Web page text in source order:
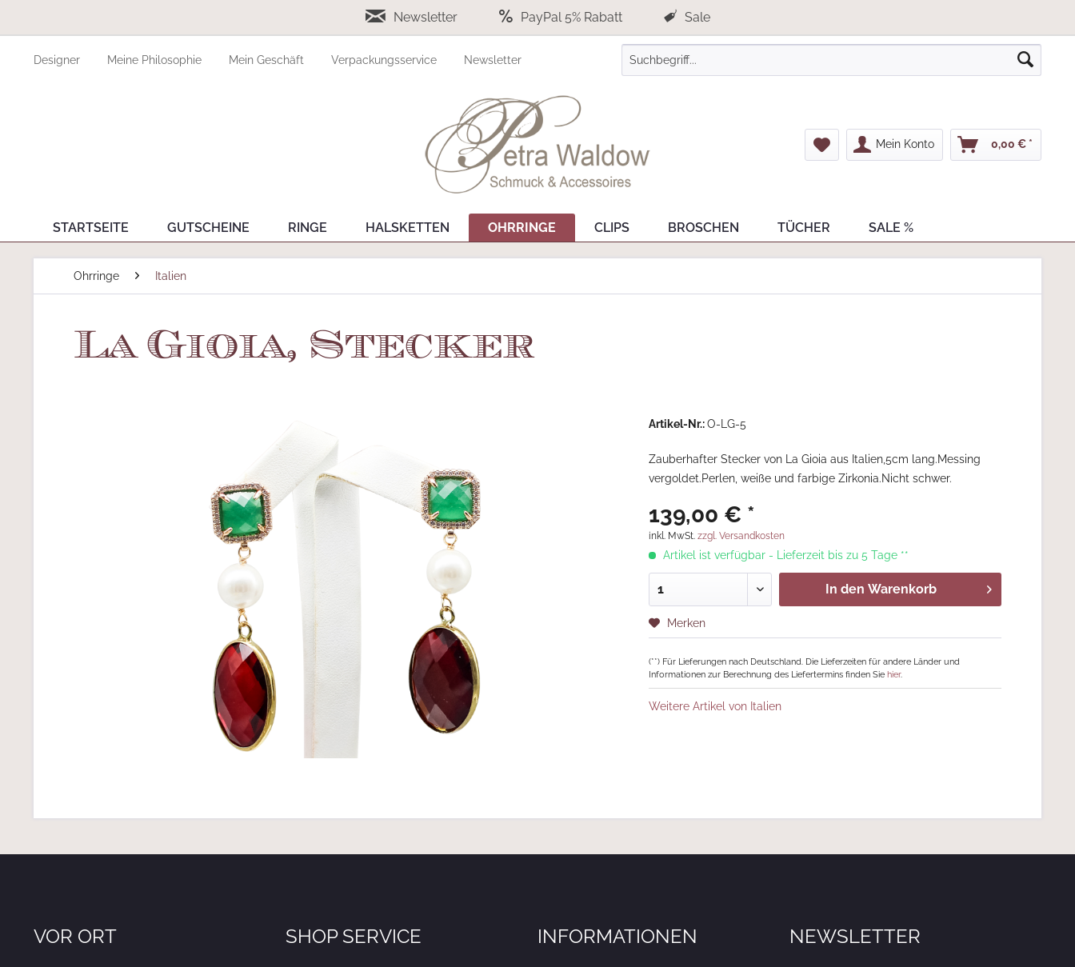
Newsletter PayPal 5% Rabatt Sale
Designer Meine Philosophie Mein Geschäft Verpackungsservice Newsletter
Mein Konto 0,00 € *
STARTSEITE GUTSCHEINE RINGE HALSKETTEN OHRRINGE CLIPS BROSCHEN TÜCHER SALE %
Ohrringe Italien
La Gioia, Stecker
Artikel-Nr.:O-LG-5
Zauberhafter Stecker von La Gioia aus Italien,5cm lang.Messing
vergoldet.Perlen, weiße und farbige Zirkonia.Nicht schwer.
139,00 € *
inkl. MwSt.zzgl. Versandkosten
Artikel ist verfügbar - Lieferzeit bis zu 5 Tage **
In den Warenkorb
Merken
(**) Für Lieferungen nach Deutschland. Die Lieferzeiten für andere Länder und
Informationen zur Berechnung des Liefertermins finden Siehier.
Weitere Artikel von Italien
VOR ORT SHOP SERVICE INFORMATIONEN NEWSLETTER